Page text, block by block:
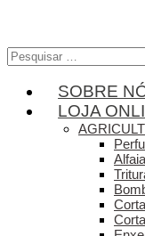
Pesquisar
por:
SOBRE
LOJA